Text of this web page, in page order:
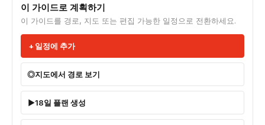
이 가이드로 계획하기
이 가이드를 경로, 지도 또는 편집 가능한 일정으로 전환하세요.
일정에 추가
지도에서 경로 보기
18일 플랜 생성